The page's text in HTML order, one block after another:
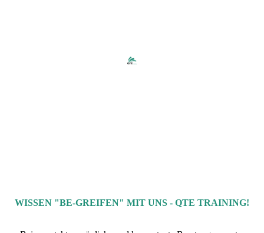
WISSEN "BE-GREIFEN" MIT UNS - QTE TRAINING!